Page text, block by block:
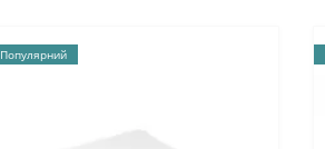
Популярний